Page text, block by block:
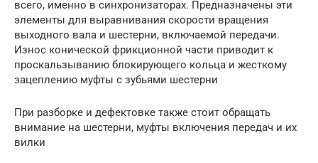
всего, именно в синхронизаторах. Предназначены эти
элементы для выравнивания скорости вращения
выходного вала и шестерни, включаемой передачи.
Износ конической фрикционной части приводит к
проскальзыванию блокирующего кольца и жесткому
зацеплению муфты с зубьями шестерни
При разборке и дефектовке также стоит обращать
внимание на шестерни, муфты включения передач и их
вилки